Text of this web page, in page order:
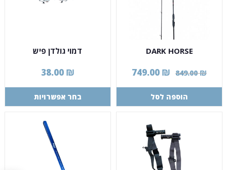
DARK HORSE
849.00₪
749.00 ₪
הוספה לסל
דמוי גולדן פיש
38.00 ₪
בחר אפשרויות